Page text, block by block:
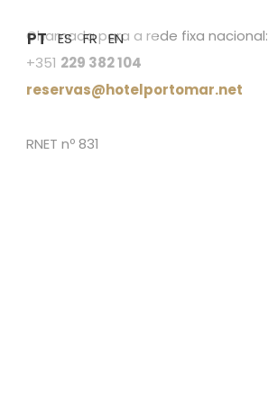
PT ES FR EN
Chamada para a rede fixa nacional:
+351 229 382 104
reservas@hotelportomar.net
RNET nº 831